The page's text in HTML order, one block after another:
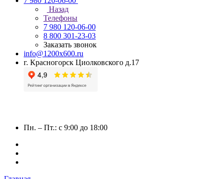
Назад
Телефоны
7 980 120-06-00
8 800 301-23-03
Заказать звонок
info@1200x600.ru
г. Красногорск Циолковского д.17
Пн. – Пт.: с 9:00 до 18:00